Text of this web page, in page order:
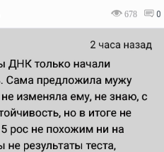
678 0